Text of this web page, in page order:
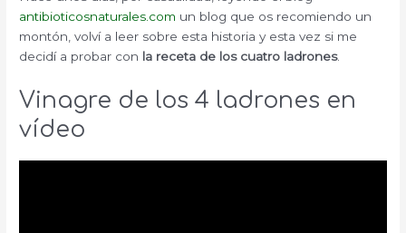
antibioticosnaturales.com un blog que os recomiendo un
montón, volví a leer sobre esta historia y esta vez si me
decidí a probar con la receta de los cuatro ladrones.
Vinagre de los 4 ladrones en
vídeo